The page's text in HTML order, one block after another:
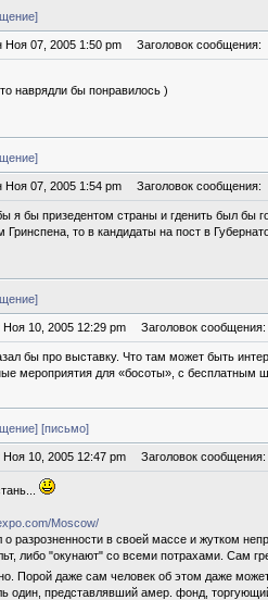
Ноя 07, 2005 1:50 pm Заголовок сообщения:
наврядли бы понравилось )
Ноя 07, 2005 1:54 pm Заголовок сообщения:
я бы призедентом страны и гденить был бы
то в кандидаты на пост в
Ноя 10, 2005 12:29 pm Заголовок сообщения:
бы про выставку. Что там может быть
мероприятия для «босоты», с бесплатным
[письмо]
Ноя 10, 2005 12:47 pm Заголовок сообщения:
Moscow/
о разрозненности в своей массе и жутком
либо "окунают" со всеми потрахами. Сам
Порой даже сам человек об этом даже
один, представлявший амер. фонд,